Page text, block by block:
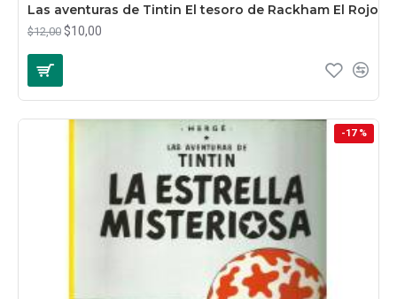
Las aventuras de Tintin El tesoro de Rackham El Rojo
$12,00 $10,00
-17 %